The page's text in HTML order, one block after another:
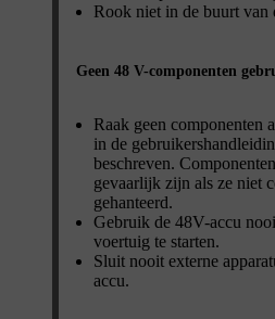
Rook niet in de buurt van
Geen 48 V-componenten
Raak geen componenten
in de
beschreven.
gevaarlijk zijn als ze niet
gehanteerd.
Gebruik de 48V-accu
voertuig te starten.
Sluit nooit externe
accu.